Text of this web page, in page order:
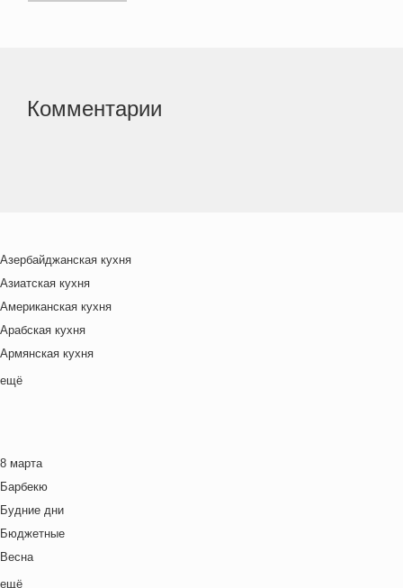
Комментарии
Азербайджанская кухня
Азиатская кухня
Американская кухня
Арабская кухня
Армянская кухня
Белорусская
Венгерская кухня
Греческая кухня
Грузинская кухня
Еврейская кухня
Европейская кухня
ещё
8 марта
Барбекю
Будние дни
Бюджетные
Весна
Выходные дни
ещё